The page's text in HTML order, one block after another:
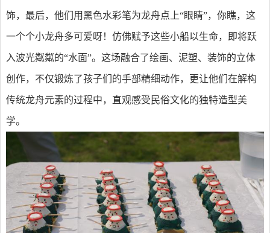
饰，最后，他们用黑色水彩笔为龙舟点上“眼睛”，你瞧，这
一个个小龙舟多可爱呀！仿佛赋予这些小船以生命，即将跃
入波光粼粼的“水面”。这场融合了绘画、泥塑、装饰的立体
创作，不仅锻炼了孩子们的手部精细动作，更让他们在解构
传统龙舟元素的过程中，直观感受民俗文化的独特造型美
学。